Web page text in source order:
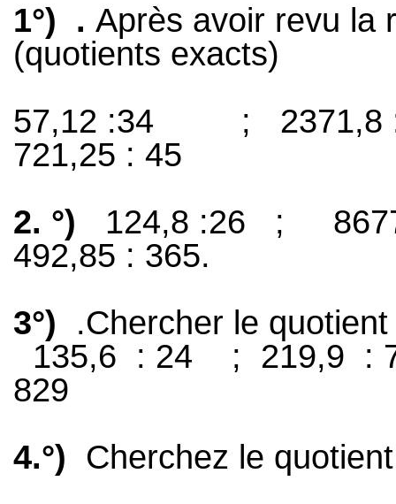
1°) .Après avoir revu la
(quotients exacts)
57,12 :34
;
2371,8
721,25 : 45
2. °)
124,8 :26 ;
492,85 : 365.
3°)
.Chercher le
135,6
: 24 ; 219,9
:
829
4.°)
Cherchez le